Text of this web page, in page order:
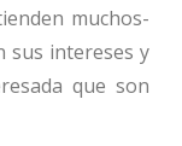
muchos-
sus intereses y
que son